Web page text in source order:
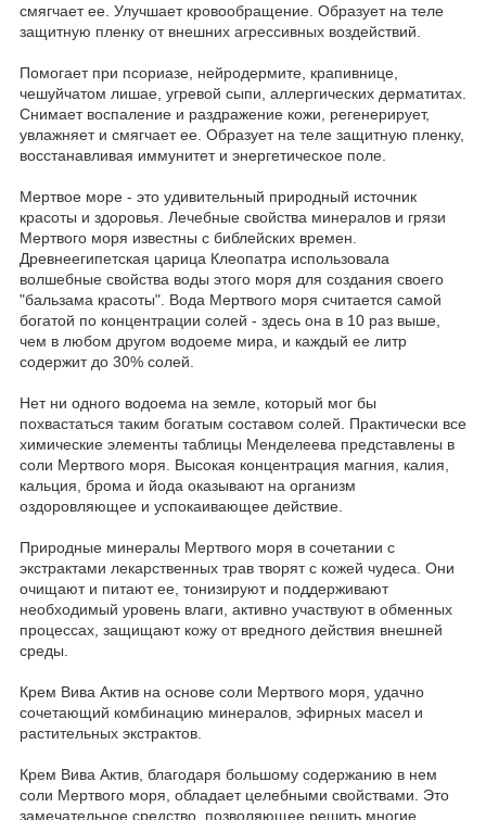
смягчает ее. Улучшает кровообращение. Образует на теле
защитную пленку от внешних агрессивных воздействий.
Помогает при псориазе, нейродермите, крапивнице,
чешуйчатом лишае, угревой сыпи, аллергических дерматитах.
Снимает воспаление и раздражение кожи, регенерирует,
увлажняет и смягчает ее. Образует на теле защитную пленку,
восстанавливая иммунитет и энергетическое поле.
Мертвое море - это удивительный природный источник
красоты и здоровья. Лечебные свойства минералов и грязи
Мертвого моря известны с библейских времен.
Древнеегипетская царица Клеопатра использовала
волшебные свойства воды этого моря для создания своего
"бальзама красоты". Вода Мертвого моря считается самой
богатой по концентрации солей - здесь она в 10 раз выше,
чем в любом другом водоеме мира, и каждый ее литр
содержит до 30% солей.
Нет ни одного водоема на земле, который мог бы
похвастаться таким богатым составом солей. Практически все
химические элементы таблицы Менделеева представлены в
соли Мертвого моря. Высокая концентрация магния, калия,
кальция, брома и йода оказывают на организм
оздоровляющее и успокаивающее действие.
Природные минералы Мертвого моря в сочетании с
экстрактами лекарственных трав творят с кожей чудеса. Они
очищают и питают ее, тонизируют и поддерживают
необходимый уровень влаги, активно участвуют в обменных
процессах, защищают кожу от вредного действия внешней
среды.
Крем Вива Актив на основе соли Мертвого моря, удачно
сочетающий комбинацию минералов, эфирных масел и
растительных экстрактов.
Крем Вива Актив, благодаря большому содержанию в нем
соли Мертвого моря, обладает целебными свойствами. Это
замечательное средство, позволяющее решить многие